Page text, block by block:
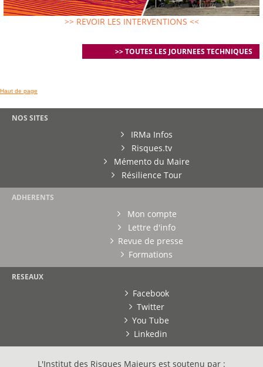
>> REVOIR LES INTERVENTIONS <<
>> TOUTES LES JOURNEES TECHNIQUES
Haut de page
NOS SITES
IRMa Infos
Risques.tv
Mémento du Maire
Résilience Tour
ADHERENTS
Mon compte
Lettre d'info
Revue de presse
Formations
RESEAUX
Facebook
Twitter
You Tube
Linkedin
L'Institut des Risques Majeurs est soutenu par :